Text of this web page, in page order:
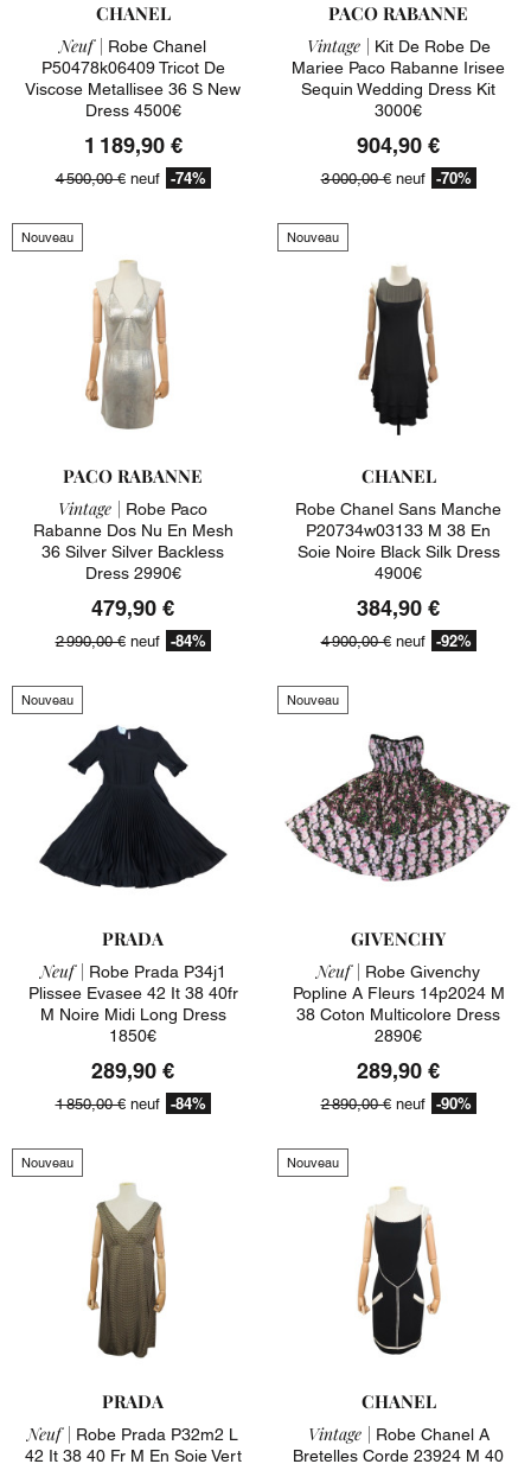
CHANEL
Neuf | Robe Chanel
P50478k06409 Tricot De
Viscose Metallisee 36 S New
Dress 4500€
1 189,90 €
4 500,00 €neuf -74%
PACO RABANNE
Vintage | Kit De Robe De
Mariee Paco Rabanne Irisee
Sequin Wedding Dress Kit
3000€
904,90 €
3 000,00 €neuf -70%
Nouveau
PACO RABANNE
Vintage | Robe Paco
Rabanne Dos Nu En Mesh
36 Silver Silver Backless
Dress 2990€
479,90 €
2 990,00 €neuf -84%
Nouveau
CHANEL
Robe Chanel Sans Manche
P20734w03133 M 38 En
Soie Noire Black Silk Dress
4900€
384,90 €
4 900,00 €neuf -92%
Nouveau
PRADA
Neuf | Robe Prada P34j1
Plissee Evasee 42 It 38 40fr
M Noire Midi Long Dress
1850€
289,90 €
1 850,00 €neuf -84%
Nouveau
GIVENCHY
Neuf | Robe Givenchy
Popline A Fleurs 14p2024 M
38 Coton Multicolore Dress
2890€
289,90 €
2 890,00 €neuf -90%
Nouveau
PRADA
Neuf | Robe Prada P32m2 L
42 It 38 40 Fr M En Soie Vert
Nouveau
CHANEL
Vintage | Robe Chanel A
Bretelles Corde 23924 M 40